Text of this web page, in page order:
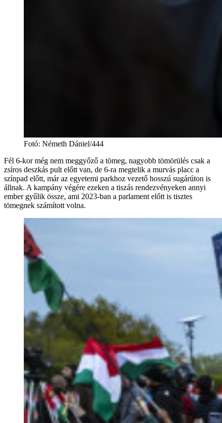
Fotó: Németh Dániel/444
Fél 6-kor még nem meggyőző a tömeg, nagyobb tömörülés csak a
zsíros deszkás pult előtt van, de 6-ra megtelik a murvás placc a
színpad előtt, már az egyetemi parkhoz vezető hosszú sugárúton is
állnak. A kampány végére ezeken a tiszás rendezvényeken annyi
ember gyűlik össze, ami 2023-ban a parlament előtt is tisztes
tömegnek számított volna.